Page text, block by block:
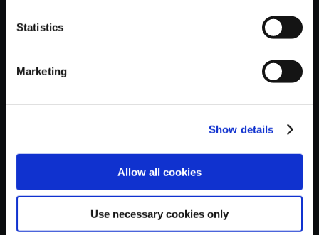
Statistics
Marketing
Show details
Allow all cookies
Use necessary cookies only
【単曲】モンスタ